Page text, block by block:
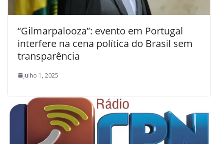
“Gilmarpalooza”: evento em Portugal
interfere na cena política do Brasil sem
transparência
julho 1, 2025